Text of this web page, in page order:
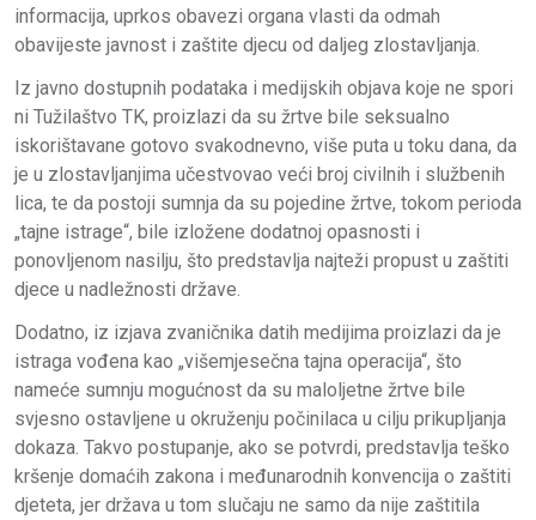
informacija, uprkos obavezi organa vlasti da odmah
obavijeste javnost i zaštite djecu od daljeg zlostavljanja.
Iz javno dostupnih podataka i medijskih objava koje ne spori
ni Tužilaštvo TK, proizlazi da su žrtve bile seksualno
iskorištavane gotovo svakodnevno, više puta u toku dana, da
je u zlostavljanjima učestvovao veći broj civilnih i službenih
lica, te da postoji sumnja da su pojedine žrtve, tokom perioda
„tajne istrage“, bile izložene dodatnoj opasnosti i
ponovljenom nasilju, što predstavlja najteži propust u zaštiti
djece u nadležnosti države.
Dodatno, iz izjava zvaničnika datih medijima proizlazi da je
istraga vođena kao „višemjesečna tajna operacija“, što
nameće sumnju mogućnost da su maloljetne žrtve bile
svjesno ostavljene u okruženju počinilaca u cilju prikupljanja
dokaza. Takvo postupanje, ako se potvrdi, predstavlja teško
kršenje domaćih zakona i međunarodnih konvencija o zaštiti
djeteta, jer država u tom slučaju ne samo da nije zaštitila